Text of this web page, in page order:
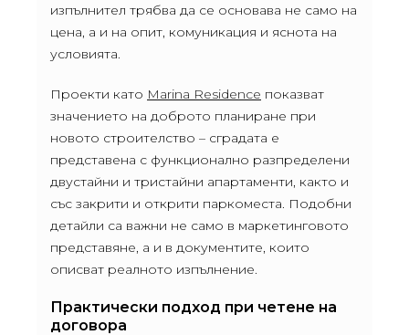
изпълнител трябва да се основава не само на
цена, а и на опит, комуникация и яснота на
условията.
Проекти като Marina Residence показват
значението на доброто планиране при
новото строителство – сградата е
представена с функционално разпределени
двустайни и тристайни апартаменти, както и
със закрити и открити паркоместа. Подобни
детайли са важни не само в маркетинговото
представяне, а и в документите, които
описват реалното изпълнение.
Практически подход при четене на
договора